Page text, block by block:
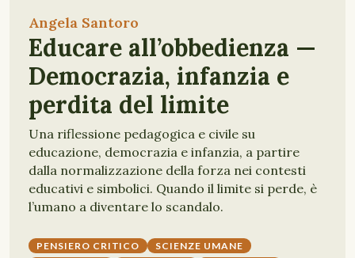
Angela Santoro
Educare all’obbedienza —
Democrazia, infanzia e
perdita del limite
Una riflessione pedagogica e civile su
educazione, democrazia e infanzia, a partire
dalla normalizzazione della forza nei contesti
educativi e simbolici. Quando il limite si perde, è
l’umano a diventare lo scandalo.
PENSIERO CRITICO
SCIENZE UMANE